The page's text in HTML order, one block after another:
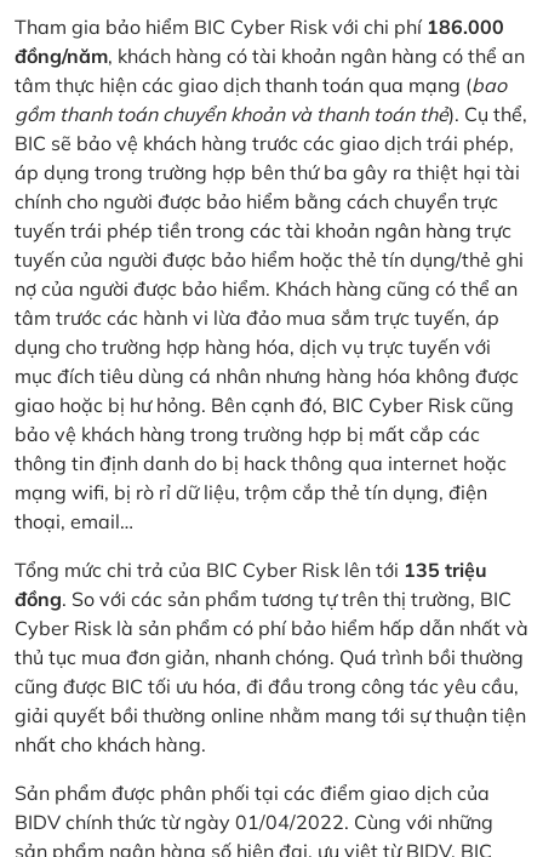
Tham gia bảo hiểm BIC Cyber Risk với chi phí 186.000
đồng/năm, khách hàng có tài khoản ngân hàng có thể an
tâm thực hiện các giao dịch thanh toán qua mạng (bao
gồm thanh toán chuyển khoản và thanh toán thẻ). Cụ thể,
BIC sẽ bảo vệ khách hàng trước các giao dịch trái phép,
áp dụng trong trường hợp bên thứ ba gây ra thiệt hại tài
chính cho người được bảo hiểm bằng cách chuyển trực
tuyến trái phép tiền trong các tài khoản ngân hàng trực
tuyến của người được bảo hiểm hoặc thẻ tín dụng/thẻ ghi
nợ của người được bảo hiểm. Khách hàng cũng có thể an
tâm trước các hành vi lừa đảo mua sắm trực tuyến, áp
dụng cho trường hợp hàng hóa, dịch vụ trực tuyến với
mục đích tiêu dùng cá nhân nhưng hàng hóa không được
giao hoặc bị hư hỏng. Bên cạnh đó, BIC Cyber Risk cũng
bảo vệ khách hàng trong trường hợp bị mất cắp các
thông tin định danh do bị hack thông qua internet hoặc
mạng wifi, bị rò rỉ dữ liệu, trộm cắp thẻ tín dụng, điện
thoại, email…
Tổng mức chi trả của BIC Cyber Risk lên tới 135 triệu
đồng. So với các sản phẩm tương tự trên thị trường, BIC
Cyber Risk là sản phẩm có phí bảo hiểm hấp dẫn nhất và
thủ tục mua đơn giản, nhanh chóng. Quá trình bồi thường
cũng được BIC tối ưu hóa, đi đầu trong công tác yêu cầu,
giải quyết bồi thường online nhằm mang tới sự thuận tiện
nhất cho khách hàng.
Sản phẩm được phân phối tại các điểm giao dịch của
BIDV chính thức từ ngày 01/04/2022. Cùng với những
sản phẩm ngân hàng số hiện đại, ưu việt từ BIDV, BIC